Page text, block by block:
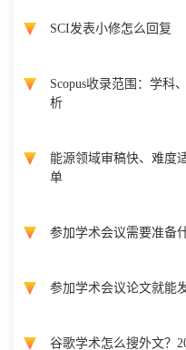
SCI发表小修怎么回复
Scopus收录范围：学科
析
能源领域审稿快、难度
单
参加学术会议需要准备
参加学术会议论文就能
谷歌学术怎么搜外文？